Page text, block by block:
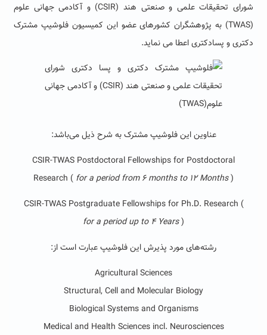
شورای تحقیقات علمی و صنعتی هند (CSIR) و آکادمی جهانی علوم
(TWAS) به پژوهشگران کشورهای عضو این کمیسیون فلوشیپ مشترک
دکتری و پسادکتری اعطا می نماید.
عناوین اینفلوشیپمشترک به شرح ذیلمی‌باشد:
CSIR-TWAS Postdoctoral Fellowships for Postdoctoral
Research ( for a period from 6 months to 12 Months)
CSIR-TWAS Postgraduate Fellowships for Ph.D. Research (
for a period up to 4 Years)
رشته‌هایمورد پذیرش اینفلوشیپعبارت است از:
Agricultural Sciences
Structural, Cell and Molecular Biology
Biological Systems and Organisms
Medical and Health Sciences incl. Neurosciences